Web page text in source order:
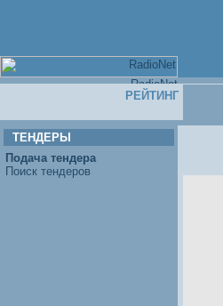
РЕЙТИНГ
ТЕНДЕРЫ
Подача тендера
Поиск тендеров